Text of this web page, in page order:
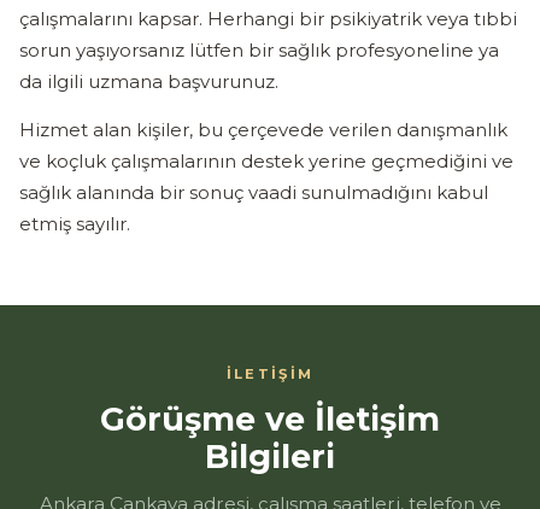
çalışmalarını kapsar. Herhangi bir psikiyatrik veya tıbbi
sorun yaşıyorsanız lütfen bir sağlık profesyoneline ya
da ilgili uzmana başvurunuz.
Hizmet alan kişiler, bu çerçevede verilen danışmanlık
ve koçluk çalışmalarının destek yerine geçmediğini ve
sağlık alanında bir sonuç vaadi sunulmadığını kabul
etmiş sayılır.
İLETIŞIM
Görüşme ve İletişim
Bilgileri
Ankara Çankaya adresi, çalışma saatleri, telefon ve